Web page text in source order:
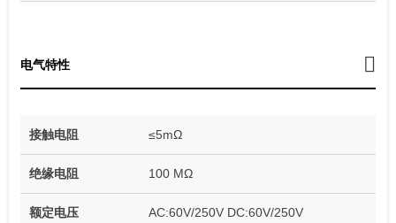
电气特性
接触电阻 ≤5mΩ
绝缘电阻 100 MΩ
额定电压 AC:60V/250V DC:60V/250V